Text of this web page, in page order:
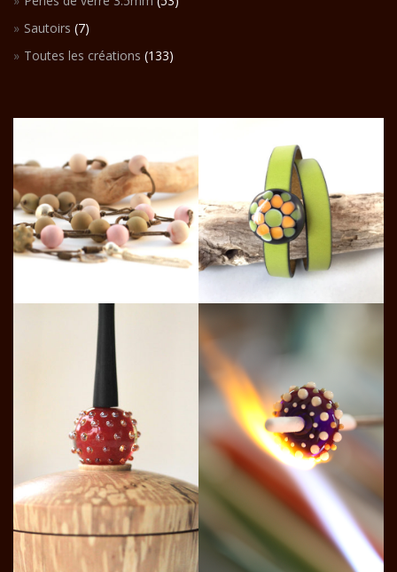
Sautoirs (7)
Toutes les créations (133)